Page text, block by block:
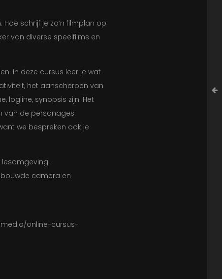
schrijf je zo’n filmplan op
van diverse speelfilms en
In deze cursus leer je wat
het aanscherpen van
logline, synopsis zijn. Het
van de personages.
we bespreken ook je
camera en
online-cursus-